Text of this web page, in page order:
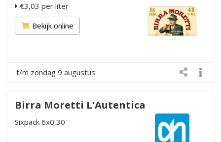
€3,03 per liter
Bekijk online
t/m zondag 9 augustus
Birra Moretti L'Autentica
Sixpack 6x0,30